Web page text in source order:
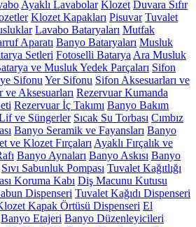
Ayaklı Lavabolar Klozet Duvara Sıfır
Klozet Kapakları Pisuvar Tuvalet
Lavabo Bataryaları Mutfak
Aparatı Banyo Bataryaları Musluk
Setleri Fotoselli Batarya Ara Musluk
ve Musluk Yedek Parçaları Sifon
Sifonu Yer Sifonu Sifon Aksesuarları ve
ve Aksesuarları Rezervuar Kumanda
Rezervuar İç Takımı Banyo Bakım
ve Süngerler Sıcak Su Torbası Cımbız
Banyo Seramik ve Fayansları Banyo
ve Klozet Fırçaları Ayaklı Fırçalık ve
Banyo Aynaları Banyo Askısı Banyo
Sıvı Sabunluk Pompası Tuvalet Kağıtlığı
Koruma Kabı Diş Macunu Kutusu
Dispenseri Tuvalet Kağıdı Dispenseri
Kapak Örtüsü Dispenseri El
Banyo Etajeri Banyo Düzenleyicileri